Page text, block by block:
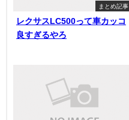
まとめ記事
レクサスLC500って車カッコ
良すぎるやろ